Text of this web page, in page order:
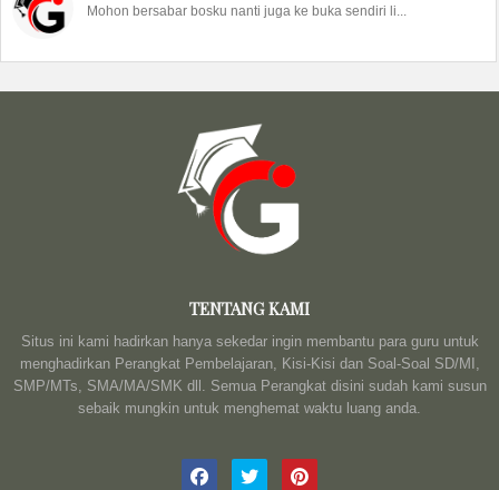
Mohon bersabar bosku nanti juga ke buka sendiri li...
TENTANG KAMI
Situs ini kami hadirkan hanya sekedar ingin membantu para guru untuk
menghadirkan Perangkat Pembelajaran, Kisi-Kisi dan Soal-Soal SD/MI,
SMP/MTs, SMA/MA/SMK dll. Semua Perangkat disini sudah kami susun
sebaik mungkin untuk menghemat waktu luang anda.